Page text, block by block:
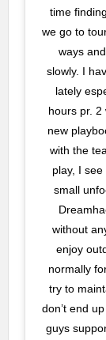
time
we go to
ways
slowly. I
lately
hours pr. 2
new
with the
play, I
small
without
enjoy
normally
try to
don’t end
guys